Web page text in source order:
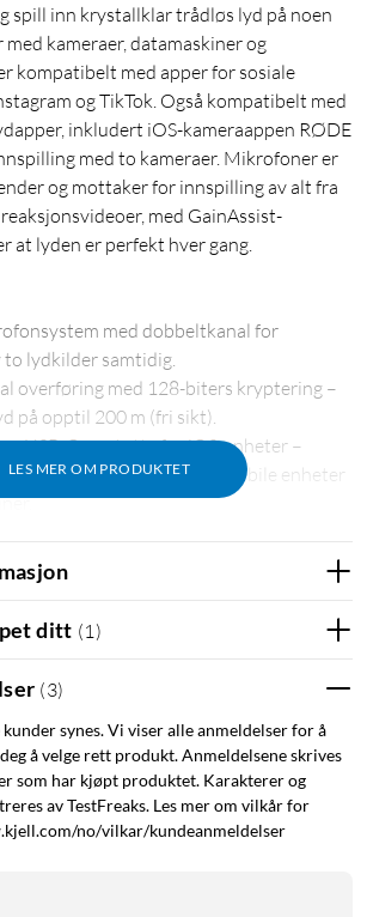
spill inn krystallklar trådløs lyd på noen
med kameraer, datamaskiner og
kompatibelt med apper for sosiale
og TikTok. Også kompatibelt med
inkludert iOS-kameraappen RØDE
med to kameraer. Mikrofoner er
og mottaker for innspilling av alt fra
med GainAssist-
at lyden er perfekt hver gang.
LES MER OM PRODUKTET
med dobbeltkanal for
lydkilder samtidig.
overføring med 128-biters kryptering –
på opptil 200 m (fri sikt).
USB-C og støtte for iOS-enheter –
med kameraer, mobile enheter
spille inn hver kanal separat eller
for fleksibilitet i etterproduksjonen.
og fleksibel forsterkingskontroll
– du velger
brukes direkte med den innebygde
myggmikrofon, eller som en
ditt (1 )
(3)
synes. Vi viser alle anmeldelser for å
å velge rett produkt. Anmeldelsene skrives
som har kjøpt produktet. Karakterer og
av TestFreaks. Les mer om vilkår for
no/vilkar/kundeanmeldelser